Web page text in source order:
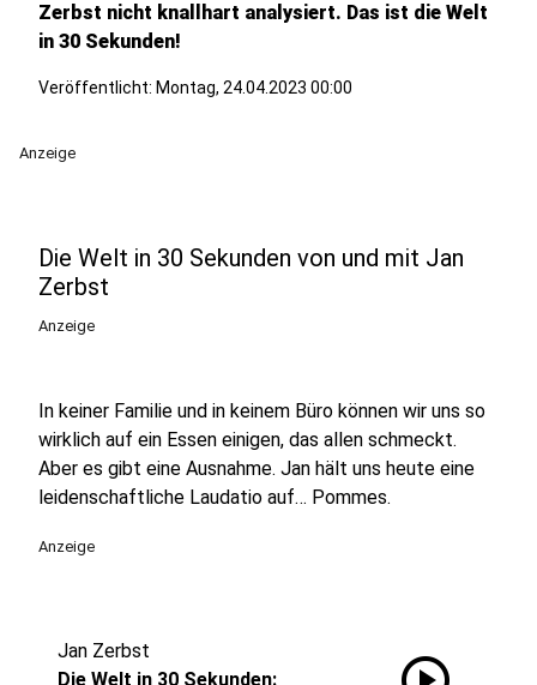
Zerbst nicht knallhart analysiert. Das ist die Welt
in 30 Sekunden!
Veröffentlicht: Montag, 24.04.2023 00:00
Anzeige
Die Welt in 30 Sekunden von und mit Jan
Zerbst
Anzeige
In keiner Familie und in keinem Büro können wir uns so
wirklich auf ein Essen einigen, das allen schmeckt.
Aber es gibt eine Ausnahme. Jan hält uns heute eine
leidenschaftliche Laudatio auf… Pommes.
Anzeige
Jan Zerbst
Die Welt in 30 Sekunden: